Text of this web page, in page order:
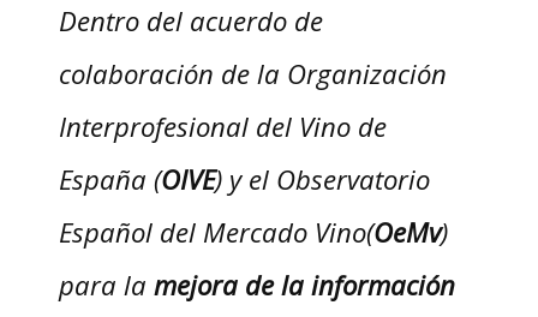
Dentro del acuerdo de
colaboración de la Organización
Interprofesional del Vino de
España (OIVE) y el Observatorio
Español del Mercado Vino(OeMv)
para la mejora de la información